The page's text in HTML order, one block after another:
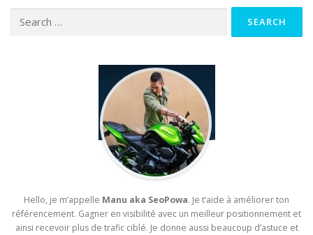
Hello, je m’appelle Manu aka SeoPowa. Je t’aide à améliorer ton
référencement. Gagner en visibilité avec un meilleur positionnement et
ainsi recevoir plus de trafic ciblé. Je donne aussi beaucoup d’astuce et